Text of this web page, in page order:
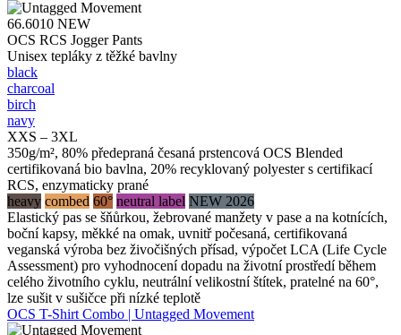
66.6010 NEW
OCS RCS Jogger Pants
Unisex tepláky z těžké bavlny
black
charcoal
birch
navy
XXS – 3XL
350g/m², 80% předepraná česaná prstencová OCS Blended
certifikovaná bio bavlna, 20% recyklovaný polyester s certifikací
RCS, enzymaticky prané
heavy combed 60° neutral label NEW 2026
Elastický pas se šňůrkou, žebrované manžety v pase a na kotnících,
boční kapsy, měkké na omak, uvnitř počesaná, certifikovaná
veganská výroba bez živočišných přísad, výpočet LCA (Life Cycle
Assessment) pro vyhodnocení dopadu na životní prostředí během
celého životního cyklu, neutrální velikostní štítek, pratelné na 60°,
lze sušit v sušičce při nízké teplotě
OCS T-Shirt Combo | Untagged Movement